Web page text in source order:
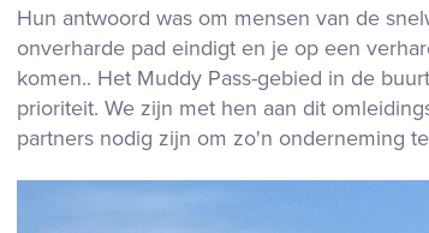
Hun antwoord was om mensen van de
onverharde pad eindigt en je op een
komen.. Het Muddy Pass-gebied in de
prioriteit. We zijn met hen aan dit
partners nodig zijn om zo'n onderneming